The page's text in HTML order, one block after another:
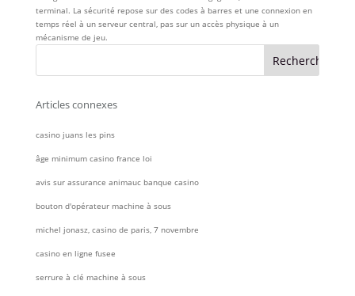
terminal. La sécurité repose sur des codes à barres et une connexion en
temps réel à un serveur central, pas sur un accès physique à un
mécanisme de jeu.
Articles connexes
casino juans les pins
âge minimum casino france loi
avis sur assurance animauc banque casino
bouton d'opérateur machine à sous
michel jonasz, casino de paris, 7 novembre
casino en ligne fusee
serrure à clé machine à sous